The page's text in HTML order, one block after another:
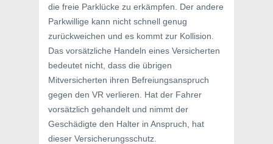
die freie Parklücke zu erkämpfen. Der andere
Parkwillige kann nicht schnell genug
zurückweichen und es kommt zur Kollision.
Das vorsätzliche Handeln eines Versicherten
bedeutet nicht, dass die übrigen
Mitversicherten ihren Befreiungsanspruch
gegen den VR verlieren. Hat der Fahrer
vorsätzlich gehandelt und nimmt der
Geschädigte den Halter in Anspruch, hat
dieser Versicherungsschutz.